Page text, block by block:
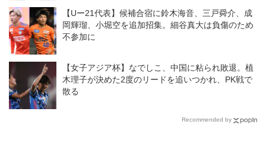
【Uー21代表】候補合宿に鈴木海音、三戸舜介、成
岡輝瑠、小堀空を追加招集。細谷真大は負傷のため
不参加に
【女子アジア杯】なでしこ、中国に粘られ敗退。植
木理子が決めた2度のリードを追いつかれ、PK戦で
散る
Recommended by